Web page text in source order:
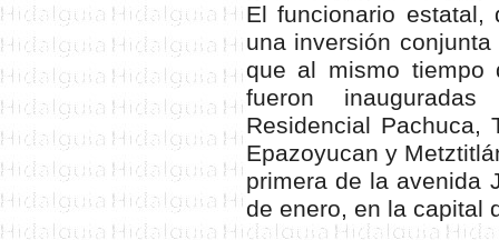
El funcionario estatal,
una inversión
que al mismo tiempo
fueron
Residencial Pachuca,
Epazoyucan y
primera de la avenida
de enero, en la capital